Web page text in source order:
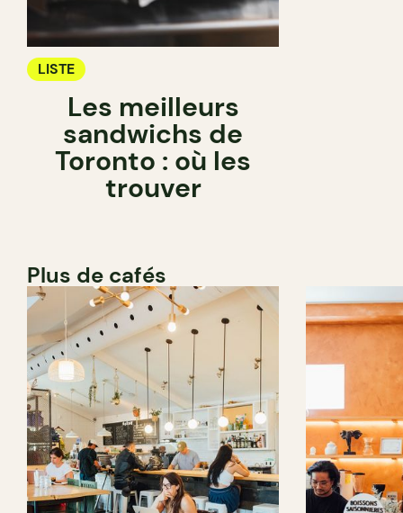
LISTE
Les meilleurs
sandwichs de
Toronto : où les
trouver
Plus de cafés